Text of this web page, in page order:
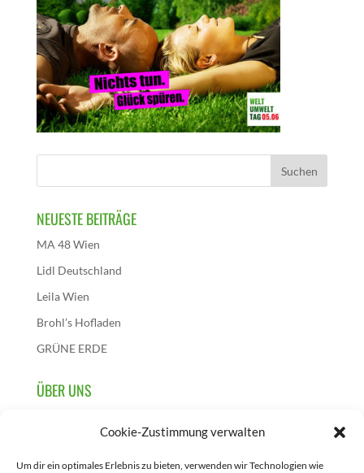
Cookie-Zustimmung verwalten
Um dir ein optimales Erlebnis zu bieten, verwenden wir Technologien wie
NEUESTE BEITRÄGE
MA 48 Wien
Lidl Deutschland
Leila Wien
Brohl’s Hofladen
GRÜNE ERDE
ÜBER UNS
Aktionstages und initiieren, sammeln und berichten über